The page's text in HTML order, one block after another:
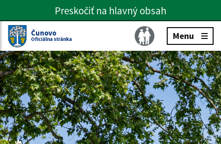
Preskočiť na hlavné menu
Preskočiť na hlavný obsah
Slovenčina
Čunovo
Oficiálna stránka Menu